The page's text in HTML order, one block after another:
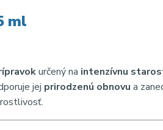
ml
určený na intenzívnu
jej prirodzenú obnovu a